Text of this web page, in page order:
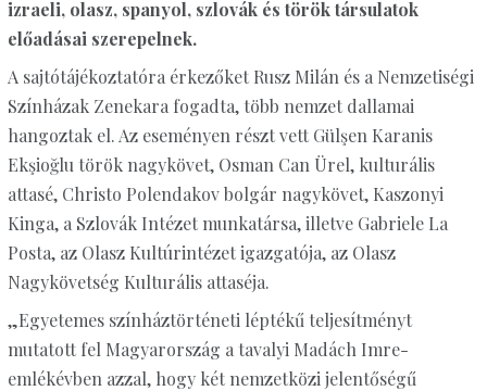
izraeli, olasz, spanyol, szlovák és török társulatok
előadásai szerepelnek.
A sajtótájékoztatóra érkezőket Rusz Milán és a Nemzetiségi
Színházak Zenekara fogadta, több nemzet dallamai
hangoztak el. Az eseményen részt vett Gülşen Karanis
Ekşioğlu török nagykövet, Osman Can Ürel, kulturális
attasé, Christo Polendakov bolgár nagykövet, Kaszonyi
Kinga, a Szlovák Intézet munkatársa, illetve Gabriele La
Posta, az Olasz Kultúrintézet igazgatója, az Olasz
Nagykövetség Kulturális attaséja.
„Egyetemes színháztörténeti léptékű teljesítményt
mutatott fel Magyarország a tavalyi Madách Imre-
emlékévben azzal, hogy két nemzetközi jelentőségű